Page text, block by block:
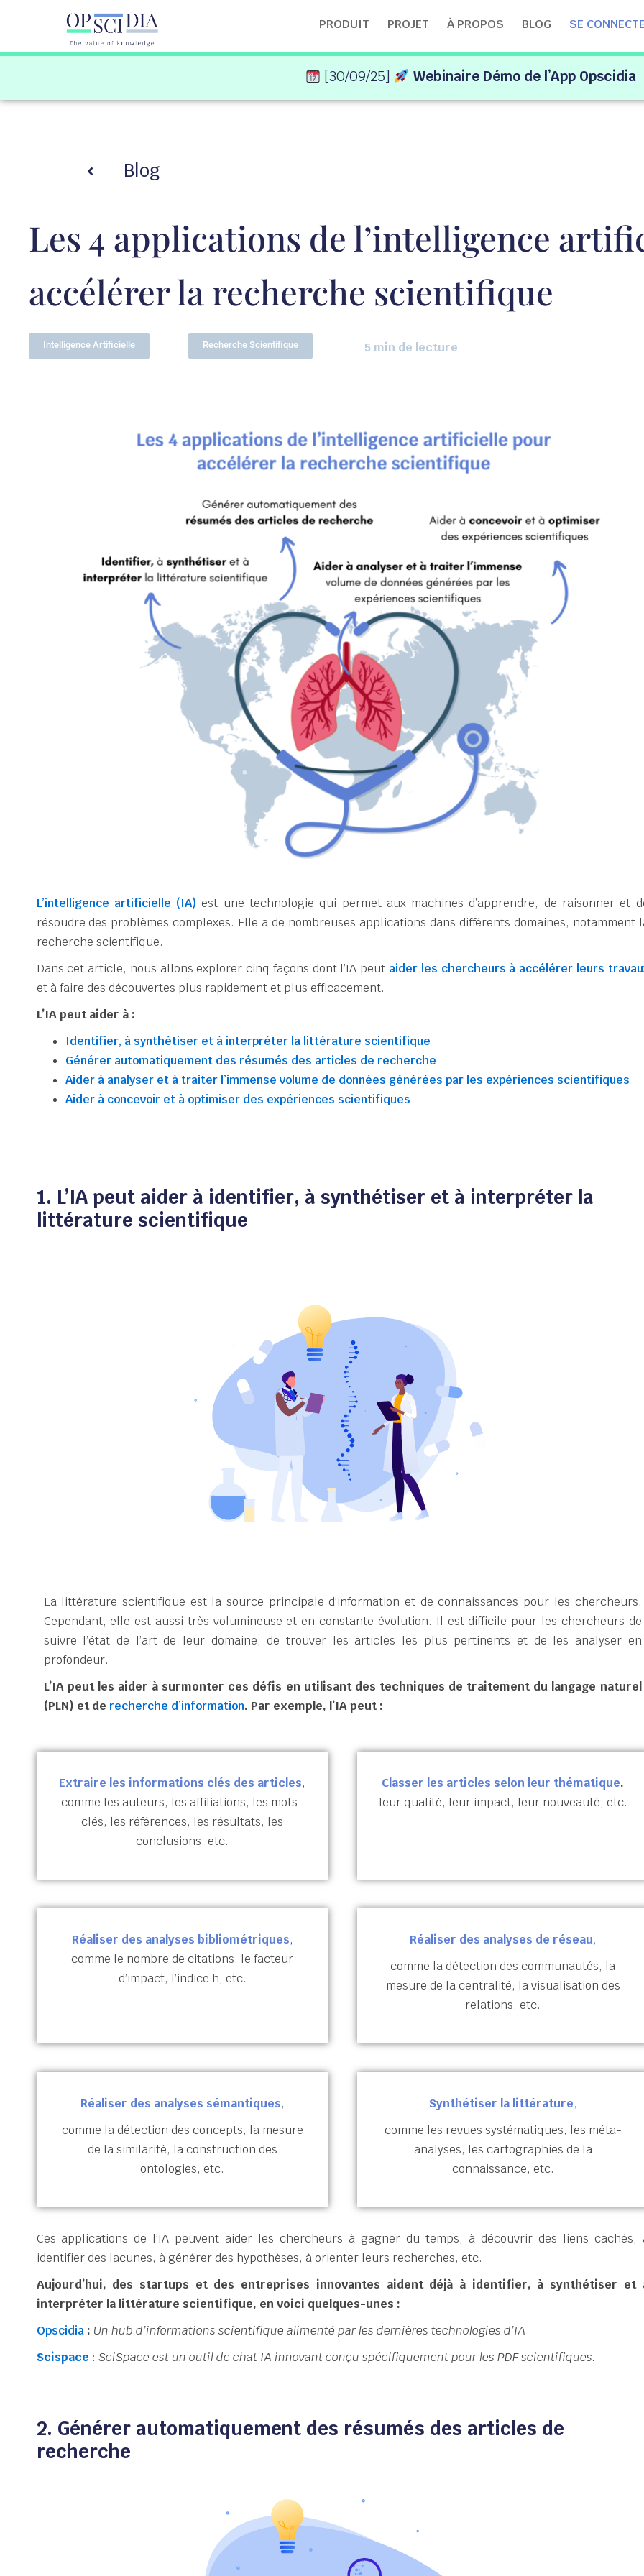
PRODUIT PROJET À PROPOS BLOG SE
[30/09/25] Webinaire Démo de l’App Opscidia
Blog
Les 4 applications de l’intelligence
accélérer la recherche scientifique
Intelligence Artificielle Recherche Scientifique 5 min de lecture
L’intelligence artificielle (IA) est une technologie qui permet aux machines d’apprendre, de raisonner et
résoudre des problèmes complexes. Elle a de nombreuses applications dans différents domaines, notamment
recherche scientifique.
Dans cet article, nous allons explorer cinq façons dont l’IA peut aider les chercheurs à accélérer leurs
et à faire des découvertes plus rapidement et plus efficacement.
L’IA peut aider à :
Identifier, à synthétiser et à interpréter la littérature scientifique
Générer automatiquement des résumés des articles de recherche
Aider à analyser et à traiter l’immense volume de données générées par les expériences scientifiques
Aider à concevoir et à optimiser des expériences scientifiques
1. L’IA peut aider à identifier, à synthétiser et à interpréter la
littérature scientifique
La littérature scientifique est la source principale d’information et de connaissances pour les chercheurs.
Cependant, elle est aussi très volumineuse et en constante évolution. Il est difficile pour les chercheurs de
suivre l’état de l’art de leur domaine, de trouver les articles les plus pertinents et de les analyser en
profondeur.
L’IA peut les aider à surmonter ces défis en utilisant des techniques de traitement du langage naturel
(PLN) et de recherche d’information. Par exemple, l’IA peut :
Extraire les informations clés des articles,
comme les auteurs, les affiliations, les mots-
clés, les références, les résultats, les
conclusions, etc.
Classer les articles selon leur thématique,
leur qualité, leur impact, leur nouveauté, etc.
Réaliser des analyses bibliométriques,
comme le nombre de citations, le facteur
d’impact, l’indice h, etc.
Réaliser des analyses de réseau,
comme la détection des communautés, la
mesure de la centralité, la visualisation des
relations, etc.
Réaliser des analyses sémantiques,
comme la détection des concepts, la mesure
de la similarité, la construction des
ontologies, etc.
Synthétiser la littérature,
comme les revues systématiques, les méta-
analyses, les cartographies de la
connaissance, etc.
Ces applications de l’IA peuvent aider les chercheurs à gagner du temps, à découvrir des liens cachés,
identifier des lacunes, à générer des hypothèses, à orienter leurs recherches, etc.
Aujourd’hui, des startups et des entreprises innovantes aident déjà à identifier, à synthétiser et
interpréter la littérature scientifique, en voici quelques-unes :
Opscidia: Un hub d’informations scientifique alimenté par les dernières technologies d’IA
Scispace : SciSpace est un outil de chat IA innovant conçu spécifiquement pour les PDF scientifiques.
2. Générer automatiquement des résumés des articles de
recherche